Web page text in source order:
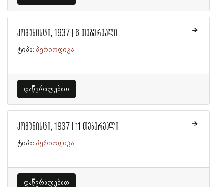
კომუნისტი, 1937 | 6 თებერვალი
ტიპი: პერიოდიკა
დაწვრილებით
კომუნისტი, 1937 | 11 თებერვალი
ტიპი: პერიოდიკა
დაწვრილებით